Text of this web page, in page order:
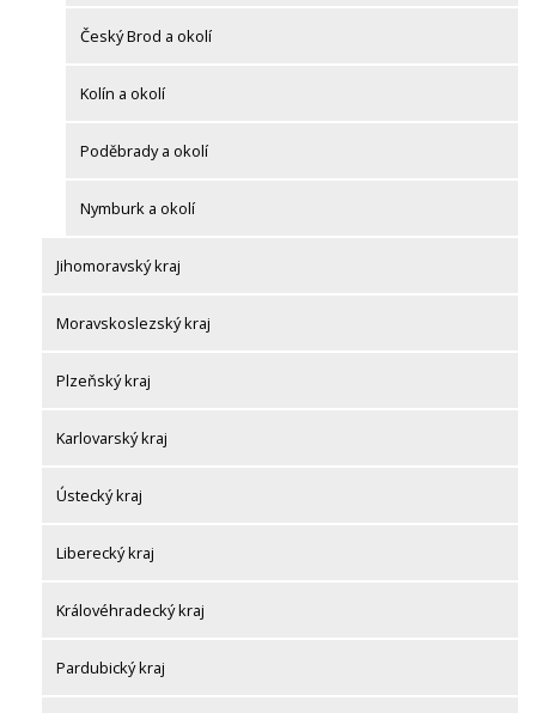
Český Brod a okolí
Kolín a okolí
Poděbrady a okolí
Nymburk a okolí
Jihomoravský kraj
Moravskoslezský kraj
Plzeňský kraj
Karlovarský kraj
Ústecký kraj
Liberecký kraj
Královéhradecký kraj
Pardubický kraj